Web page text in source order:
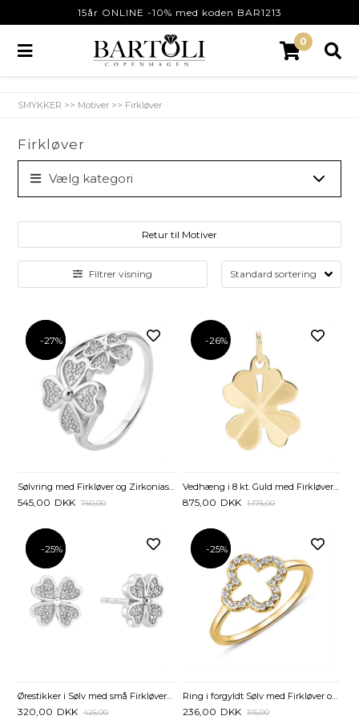
15år ONLINE -10% med koden BAR1213
0
SMYKKER >> Motiver >> Firkløver
Firkløver
Vælg kategori
Filtrer visning
Retur til Motiver
-27%
-27%
Sølvring med Firkløver og Zirkoniasten
545,00 DKK 750,00
-26%
Vedhæng i 8 kt. Guld med Firkløver - 15 mm
875,00 DKK 1.175,00
-25%
-25%
320,00 DKK 425,00
-25%
-25%
236,00 DKK 315,00